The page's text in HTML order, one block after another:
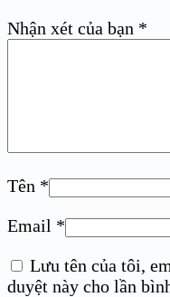
Nhận xét của bạn *
Tên *
Email *
Lưu tên của tôi,
duyệt này cho lần